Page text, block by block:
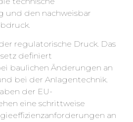
und den nachweisbar
regulatorische Druck. Das
definiert
baulichen Änderungen an
bei der Anlagentechnik.
der EU-
eine schrittweise
an